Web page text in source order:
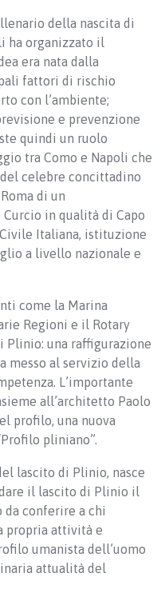
della nascita di
ha organizzato il
era nata dalla
fattori di rischio
con l’ambiente;
e prevenzione
quindi un ruolo
tra Como e Napoli che
celebre concittadino
di un
in qualità di Capo
Italiana, istituzione
a livello nazionale e
come la Marina
Regioni e il Rotary
Plinio: una raffigurazione
messo al servizio della
L’importante
all’architetto Paolo
profilo, una nuova
pliniano”.
lascito di Plinio, nasce
il lascito di Plinio il
da conferire a chi
propria attività e
umanista dell’uomo
attualità del